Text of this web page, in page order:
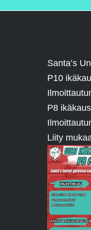
Santa’s
P10
P8
Liity